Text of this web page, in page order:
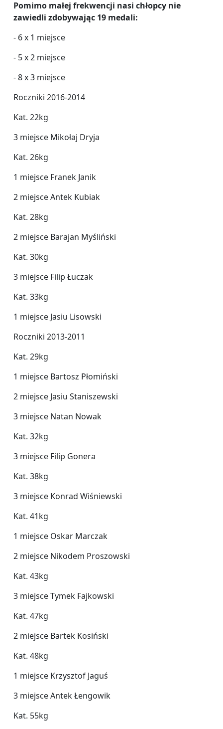
Pomimo małej frekwencji nasi chłopcy nie
zawiedli zdobywając 19 medali:
- 6 x 1 miejsce
- 5 x 2 miejsce
- 8 x 3 miejsce
Roczniki 2016-2014
Kat. 22kg
3 miejsce Mikołaj Dryja
Kat. 26kg
1 miejsce Franek Janik
2 miejsce Antek Kubiak
Kat. 28kg
2 miejsce Barajan Myśliński
Kat. 30kg
3 miejsce Filip Łuczak
Kat. 33kg
1 miejsce Jasiu Lisowski
Roczniki 2013-2011
Kat. 29kg
1 miejsce Bartosz Płomiński
2 miejsce Jasiu Staniszewski
3 miejsce Natan Nowak
Kat. 32kg
3 miejsce Filip Gonera
Kat. 38kg
3 miejsce Konrad Wiśniewski
Kat. 41kg
1 miejsce Oskar Marczak
2 miejsce Nikodem Proszowski
Kat. 43kg
3 miejsce Tymek Fajkowski
Kat. 47kg
2 miejsce Bartek Kosiński
Kat. 48kg
1 miejsce Krzysztof Jaguś
3 miejsce Antek Łengowik
Kat. 55kg